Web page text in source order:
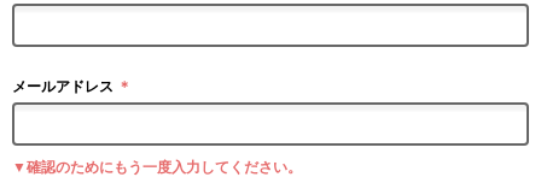
メールアドレス ＊
▼確認のためにもう一度入力してください。